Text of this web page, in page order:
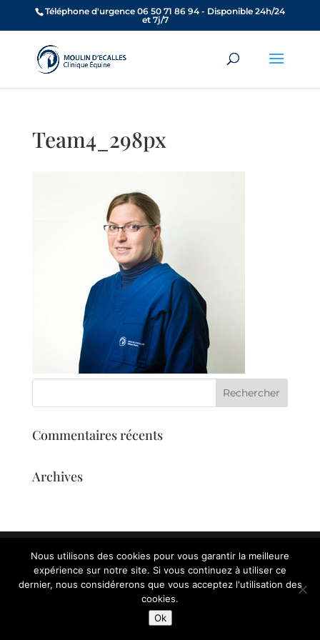
Téléphone d'urgence 06 50 71 86 94 - Disponible 24h/24
et 7j/7
Team4_298px
Commentaires récents
Archives
Nous utilisons des cookies pour vous garantir la meilleure
expérience sur notre site. Si vous continuez à utiliser ce
dernier, nous considérerons que vous acceptez l'utilisation des
cookies.
Ok